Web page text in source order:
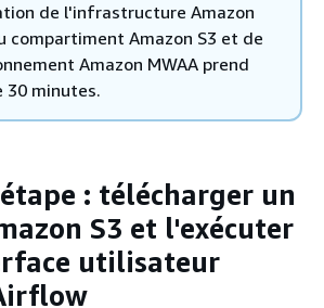
de l'infrastructure Amazon
compartiment Amazon S3 et de
Amazon MWAA prend
30 minutes.
: télécharger un
S3 et l'exécuter
utilisateur